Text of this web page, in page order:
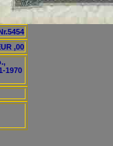
,00
1970